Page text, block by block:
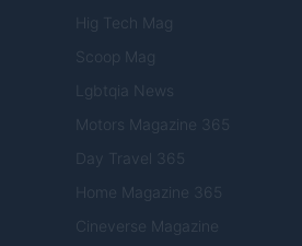
Hig Tech Mag
Scoop Mag
Lgbtqia News
Motors Magazine 365
Day Travel 365
Home Magazine 365
Cineverse Magazine